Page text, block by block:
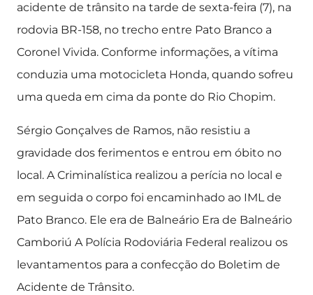
acidente de trânsito na tarde de sexta-feira (7), na
rodovia BR-158, no trecho entre Pato Branco a
Coronel Vivida. Conforme informações, a vítima
conduzia uma motocicleta Honda, quando sofreu
uma queda em cima da ponte do Rio Chopim.
Sérgio Gonçalves de Ramos, não resistiu a
gravidade dos ferimentos e entrou em óbito no
local. A Criminalística realizou a perícia no local e
em seguida o corpo foi encaminhado ao IML de
Pato Branco. Ele era de Balneário Era de Balneário
Camboriú A Polícia Rodoviária Federal realizou os
levantamentos para a confecção do Boletim de
Acidente de Trânsito.